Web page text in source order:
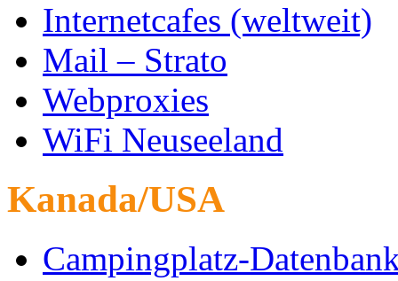
Internetcafes (weltweit)
Mail – Strato
Webproxies
WiFi Neuseeland
Kanada/USA
Campingplatz-